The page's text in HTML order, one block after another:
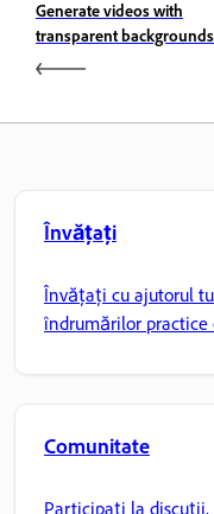
Generate videos with
transparent backgrounds
Învățați
Învățați cu ajutorul
îndrumărilor
Comunitate
Participați la